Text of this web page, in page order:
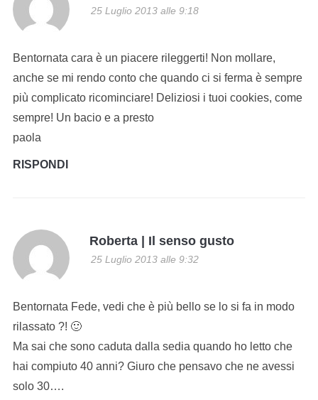
25 Luglio 2013 alle 9:18
Bentornata cara è un piacere rileggerti! Non mollare,
anche se mi rendo conto che quando ci si ferma è sempre
più complicato ricominciare! Deliziosi i tuoi cookies, come
sempre! Un bacio e a presto
paola
RISPONDI
Roberta | Il senso gusto
25 Luglio 2013 alle 9:32
Bentornata Fede, vedi che è più bello se lo si fa in modo
rilassato ?! 🙂
Ma sai che sono caduta dalla sedia quando ho letto che
hai compiuto 40 anni? Giuro che pensavo che ne avessi
solo 30….